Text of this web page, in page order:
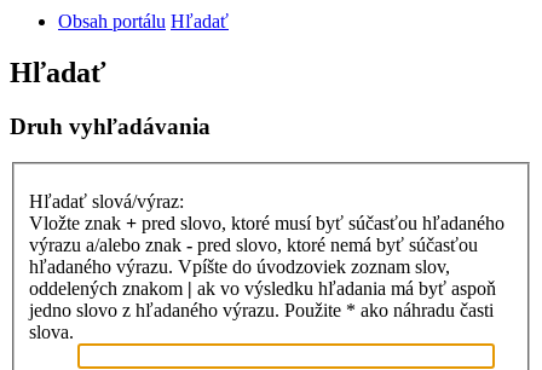
Obsah portálu Hľadať
Hľadať
Druh vyhľadávania
Hľadať slová/výraz:
Vložte znak + pred slovo, ktoré musí byť súčasťou hľadaného
výrazu a/alebo znak - pred slovo, ktoré nemá byť súčasťou
hľadaného výrazu. Vpíšte do úvodzoviek zoznam slov,
oddelených znakom | ak vo výsledku hľadania má byť aspoň
jedno slovo z hľadaného výrazu. Použite * ako náhradu časti
slova.